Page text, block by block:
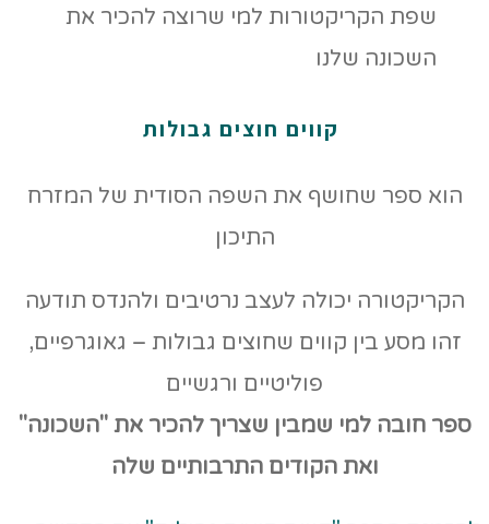
קווים חוצים גבולות
הוא ספר שחושף את השפה הסודית של המזרח
התיכון
הקריקטורה יכולה לעצב נרטיבים ולהנדס תודעה
זהו מסע בין קווים שחוצים גבולות – גאוגרפיים,
פוליטיים ורגשיים
ספר חובה למי שמבין שצריך להכיר את "השכונה"
ואת הקודים התרבותיים שלה